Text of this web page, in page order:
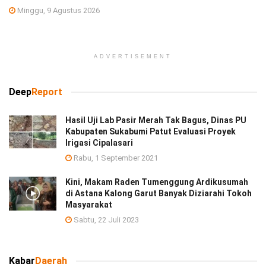
Minggu, 9 Agustus 2026
ADVERTISEMENT
DeepReport
Hasil Uji Lab Pasir Merah Tak Bagus, Dinas PU
Kabupaten Sukabumi Patut Evaluasi Proyek
Irigasi Cipalasari
Rabu, 1 September 2021
Kini, Makam Raden Tumenggung Ardikusumah
di Astana Kalong Garut Banyak Diziarahi Tokoh
Masyarakat
Sabtu, 22 Juli 2023
KabarDaerah